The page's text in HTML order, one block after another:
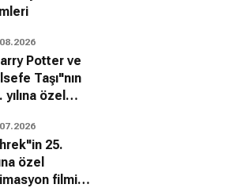
Faris
Potter ve
Taşı"nın
yılına özel
25.
özel
filmin